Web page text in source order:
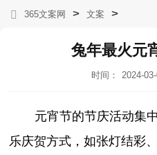
365文案网 > 文案 >
兔年最火元
时间：
2024-
元宵节的节庆活动集
乐庆贺方式，如张灯结彩